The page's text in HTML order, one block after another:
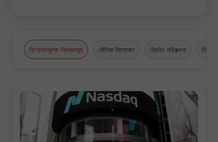
বিশ্লেষণমূলক নিবন্ধসমূহ মৌলিক বিশ্লেষণ ট্রেডিং পরিকল্পনা